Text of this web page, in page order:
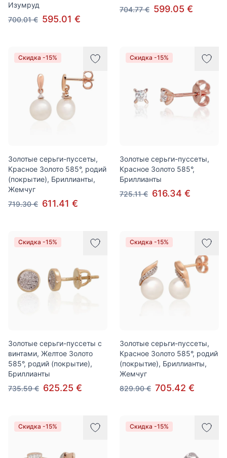
Изумруд
700.01 € 595.01 €
704.77 € 599.05 €
Скидка -15%
Золотые серьги-пуссеты,
Красное Золото 585°, родий
(покрытие), Бриллианты,
Жемчуг
719.30 € 611.41 €
Скидка -15%
Золотые серьги-пуссеты,
Красное Золото 585°,
Бриллианты
725.11 € 616.34 €
Скидка -15%
Золотые серьги-пуссеты с
винтами, Желтое Золото
585°, родий (покрытие),
Бриллианты
735.59 € 625.25 €
Скидка -15%
Золотые серьги-пуссеты,
Красное Золото 585°, родий
(покрытие), Бриллианты,
Жемчуг
829.90 € 705.42 €
Скидка -15% Скидка -15%